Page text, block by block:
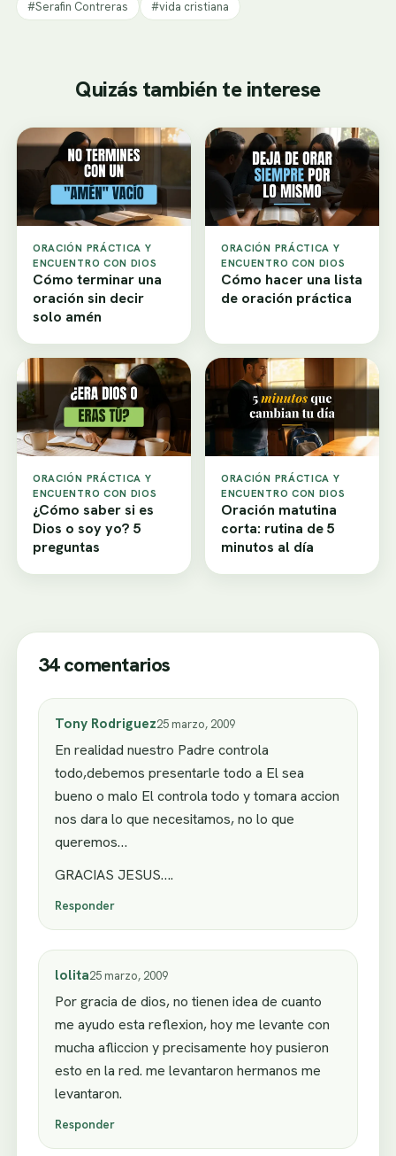
#Serafin Contreras #vida cristiana
Quizás también te interese
ORACIÓN PRÁCTICA Y
ENCUENTRO CON DIOS
Cómo terminar una
oración sin decir
solo amén
ORACIÓN PRÁCTICA Y
ENCUENTRO CON DIOS
Cómo hacer una lista
de oración práctica
ORACIÓN PRÁCTICA Y
ENCUENTRO CON DIOS
¿Cómo saber si es
Dios o soy yo? 5
preguntas
ORACIÓN PRÁCTICA Y
ENCUENTRO CON DIOS
Oración matutina
corta: rutina de 5
minutos al día
34 comentarios
Tony Rodriguez25 marzo, 2009
En realidad nuestro Padre controla
todo,debemos presentarle todo a El sea
bueno o malo El controla todo y tomara accion
nos dara lo que necesitamos, no lo que
queremos…
GRACIAS JESUS….
Responder
lolita25 marzo, 2009
Por gracia de dios, no tienen idea de cuanto
me ayudo esta reflexion, hoy me levante con
mucha afliccion y precisamente hoy pusieron
esto en la red. me levantaron hermanos me
levantaron.
Responder